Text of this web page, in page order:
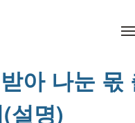
아 나눈 몫
설명)